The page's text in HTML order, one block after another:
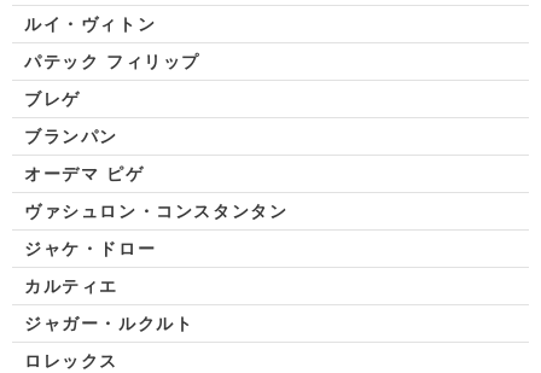
ルイ・ヴィトン
パテック フィリップ
ブレゲ
ブランパン
オーデマ ピゲ
ヴァシュロン・コンスタンタン
ジャケ・ドロー
カルティエ
ジャガー・ルクルト
ロレックス